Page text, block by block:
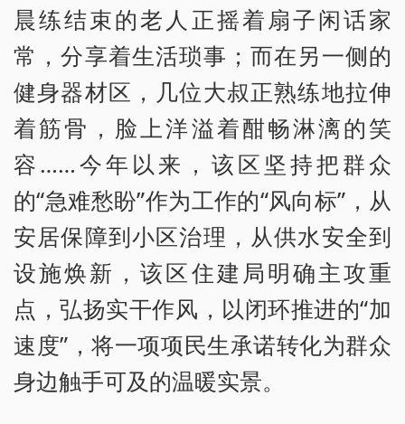
晨练结束的老人正摇着扇子闲话家
常，分享着生活琐事；而在另一侧的
健身器材区，几位大叔正熟练地拉伸
着筋骨，脸上洋溢着酣畅淋漓的笑
容……今年以来，该区坚持把群众
的“急难愁盼”作为工作的“风向标”，从
安居保障到小区治理，从供水安全到
设施焕新，该区住建局明确主攻重
点，弘扬实干作风，以闭环推进的“加
速度”，将一项项民生承诺转化为群众
身边触手可及的温暖实景。